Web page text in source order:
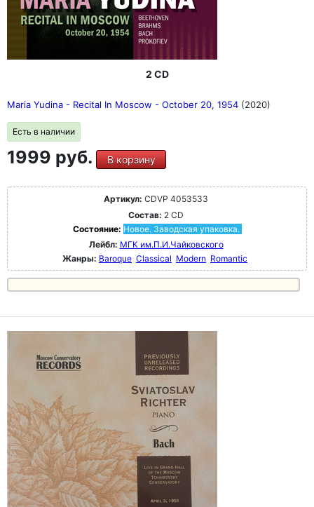
2 CD
Maria Yudina - Recital In Moscow - October 20, 1954 (2020)
Есть в наличии
1999 руб. В корзину
Артикул: CDVP 4053533
Состав: 2 CD
Состояние: Новое. Заводская упаковка.
Лейбл: МГК им.П.И.Чайковского
Жанры: Baroque Classical Modern Romantic